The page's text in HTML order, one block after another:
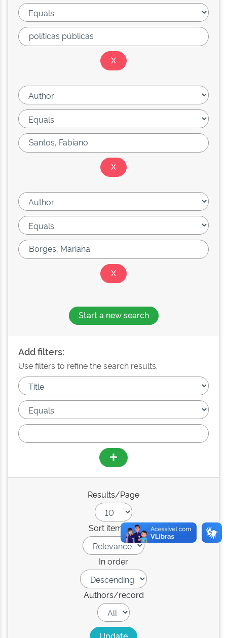
Start a new search
Add filters:
Use filters to refine the search results.
Results/Page
Sort items by
In order
Authors/record